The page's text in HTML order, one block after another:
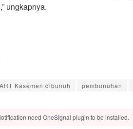
ungkapnya.
ART Kasemen dibunuh pembunuhan
need OneSignal plugin to be installed.